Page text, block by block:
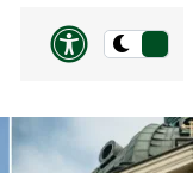
Przełącz
ciemną